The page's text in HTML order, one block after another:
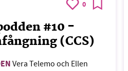
0
#10 -
(CCS)
Vera Telemo och Ellen